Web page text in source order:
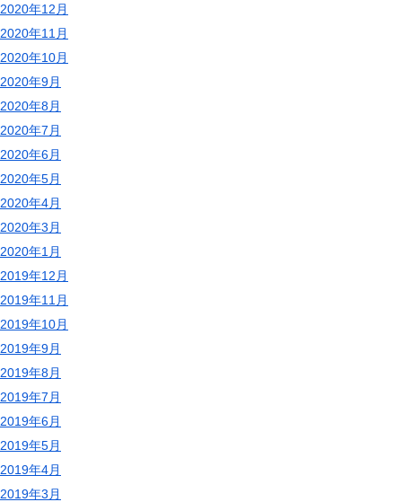
2020年12月
2020年11月
2020年10月
2020年9月
2020年8月
2020年7月
2020年6月
2020年5月
2020年4月
2020年3月
2020年1月
2019年12月
2019年11月
2019年10月
2019年9月
2019年8月
2019年7月
2019年6月
2019年5月
2019年4月
2019年3月